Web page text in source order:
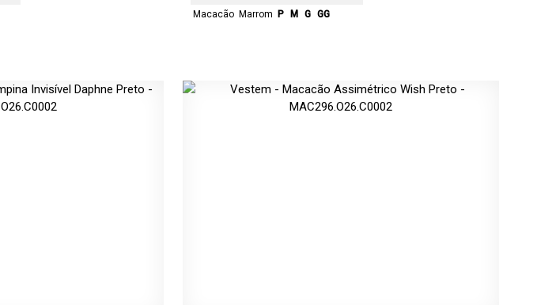
Macacão Marrom P M G GG